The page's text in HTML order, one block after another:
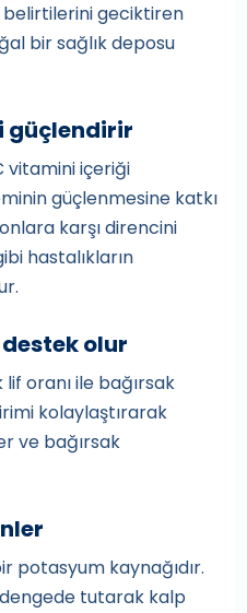
geciktiren
bir sağlık deposu
güçlendirir
vitamini içeriği
güçlenmesine katkı
karşı direncini
hastalıkların
olur
oranı ile bağırsak
kolaylaştırarak
ve bağırsak
potasyum kaynağıdır.
dengede tutarak kalp